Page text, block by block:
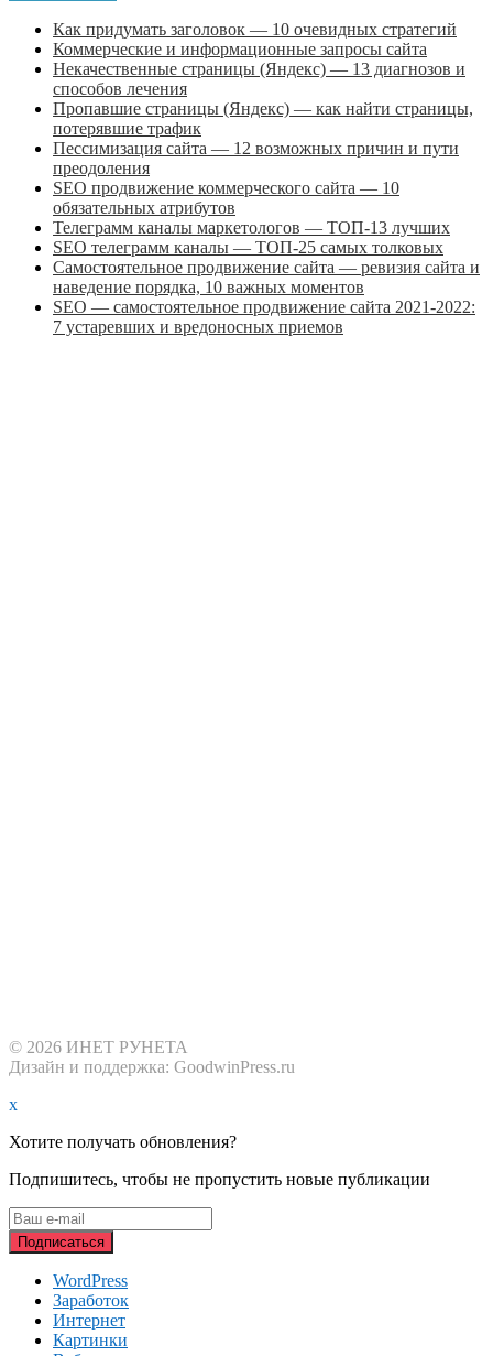
Как придумать заголовок — 10 очевидных стратегий
Коммерческие и информационные запросы сайта
Некачественные страницы (Яндекс) — 13 диагнозов и
способов лечения
Пропавшие страницы (Яндекс) — как найти страницы,
потерявшие трафик
Пессимизация сайта — 12 возможных причин и пути
преодоления
SEO продвижение коммерческого сайта — 10
обязательных атрибутов
Телеграмм каналы маркетологов — ТОП-13 лучших
SEO телеграмм каналы — ТОП-25 самых толковых
Самостоятельное продвижение сайта — ревизия сайта и
наведение порядка, 10 важных моментов
SEO — самостоятельное продвижение сайта 2021-2022:
7 устаревших и вредоносных приемов
© 2026 ИНЕТ РУНЕТА
Дизайн и поддержка: GoodwinPress.ru
x
Хотите получать обновления?
Подпишитесь, чтобы не пропустить новые публикации
WordPress
Заработок
Интернет
Картинки